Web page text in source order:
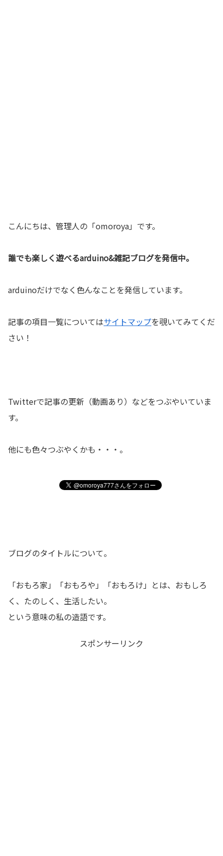
こんにちは、管理人の「omoroya」です。
誰でも楽しく遊べるarduino&雑記ブログを発信中。
arduinoだけでなく色んなことを発信しています。
記事の項目一覧についてはサイトマップを覗いてみてくだ
さい！
Twitterで記事の更新（動画あり）などをつぶやいていま
す。
他にも色々つぶやくかも・・・。
ブログのタイトルについて。
「おもろ家」「おもろや」「おもろけ」とは、おもしろ
く、たのしく、生活したい。
という意味の私の造語です。
スポンサーリンク